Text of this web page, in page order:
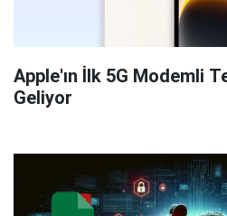
Apple'ın İlk 5G Modemli
Geliyor